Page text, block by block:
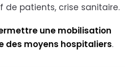
de patients, crise sanitaire.
une mobilisation
des moyens hospitaliers.